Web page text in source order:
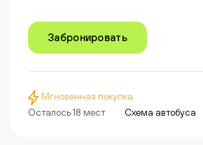
Забронировать
Мгновенная покупка
Осталось 18 мест
Схема автобуса